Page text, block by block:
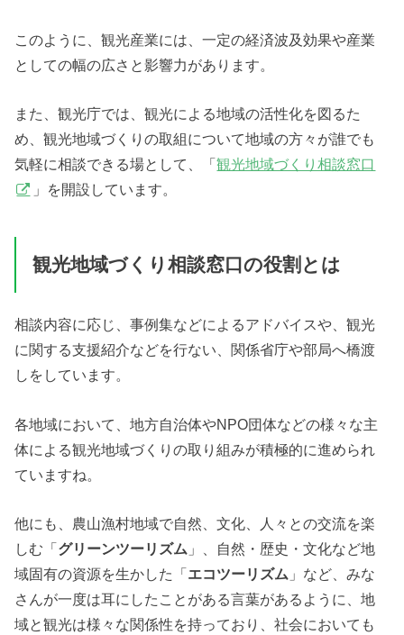
このように、観光産業には、一定の経済波及効果や産業
としての幅の広さと影響力があります。
また、観光庁では、観光による地域の活性化を図るた
め、観光地域づくりの取組について地域の方々が誰でも
気軽に相談できる場として、「観光地域づくり相談窓口
」を開設しています。
観光地域づくり相談窓口の役割とは
相談内容に応じ、事例集などによるアドバイスや、観光
に関する支援紹介などを行ない、関係省庁や部局へ橋渡
しをしています。
各地域において、地方自治体やNPO団体などの様々な主
体による観光地域づくりの取り組みが積極的に進められ
ていますね。
他にも、農山漁村地域で自然、文化、人々との交流を楽
しむ「グリーンツーリズム 」、自然・歴史・文化など地
域固有の資源を生かした「エコツーリズム 」など、みな
さんが一度は耳にしたことがある言葉があるように、地
域と観光は様々な関係性を持っており、社会においても